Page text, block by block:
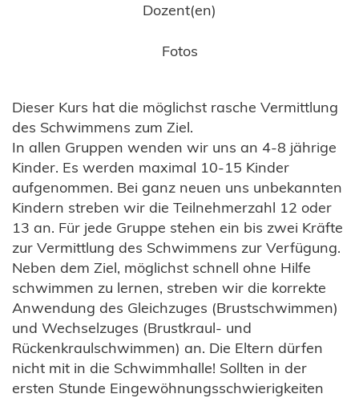
Dozent(en)
Fotos
Dieser Kurs hat die möglichst rasche Vermittlung
des Schwimmens zum Ziel.
In allen Gruppen wenden wir uns an 4-8 jährige
Kinder. Es werden maximal 10-15 Kinder
aufgenommen. Bei ganz neuen uns unbekannten
Kindern streben wir die Teilnehmerzahl 12 oder
13 an. Für jede Gruppe stehen ein bis zwei Kräfte
zur Vermittlung des Schwimmens zur Verfügung.
Neben dem Ziel, möglichst schnell ohne Hilfe
schwimmen zu lernen, streben wir die korrekte
Anwendung des Gleichzuges (Brustschwimmen)
und Wechselzuges (Brustkraul- und
Rückenkraulschwimmen) an. Die Eltern dürfen
nicht mit in die Schwimmhalle! Sollten in der
ersten Stunde Eingewöhnungsschwierigkeiten